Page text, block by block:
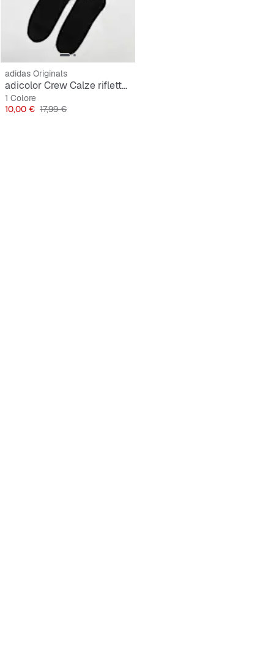
adidas Originals
adicolor Crew Calze riflettente (2 Pack)
1 Colore
Prezzo
10,00 € Prezzo originale
17,99 €